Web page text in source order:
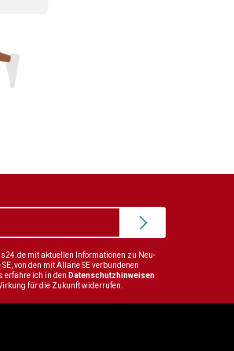
mit aktuellen Informationen zu Neu-
von den mit Allane SE verbundenen
erfahre ich in den Datenschutzhinweisen
für die Zukunft widerrufen.